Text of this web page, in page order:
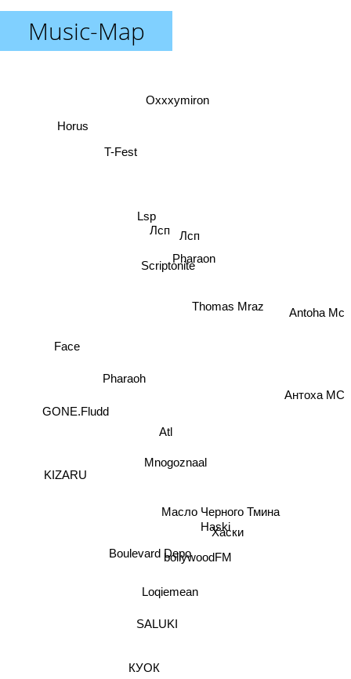
Music-Map
Mnogoznaal
Haski
Boulevard Depo
Atl
Хаски
Loqiemean
bollywoodFM
Масло Черного Тмина
Pharaoh
Thomas Mraz
КУОК
SALUKI
Лсп
Lsp
KIZARU
Лсп
Pharaon
Scriptonite
Horus
Face
GONE.Fludd
Antoha Mc
Oxxxymiron
T-Fest